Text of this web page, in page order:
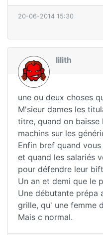
20-06-2014 15:30
lilith
une ou deux choses
M'sieur dames les
titre, quand on
machins sur les
Enfin bref quand
et quand les salariés
pour défendre leur
Un an et demi que le
Une débutante prépa
grille, qu' une femme
Mais c normal.